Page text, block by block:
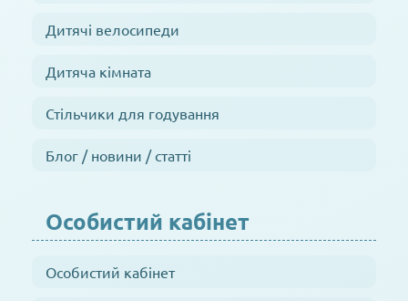
Дитячі велосипеди
Дитяча кімната
Стільчики для годування
Блог / новини / статті
Особистий кабінет
Особистий кабінет